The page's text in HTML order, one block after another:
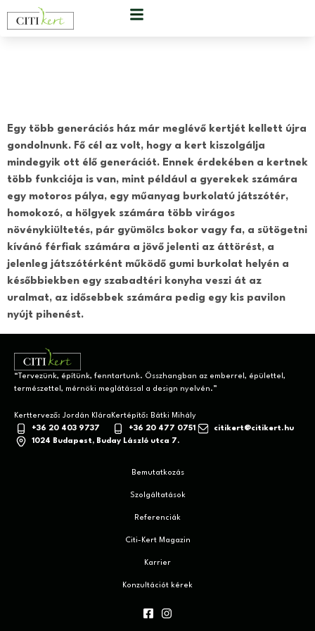
Egy több generációs ház már meglévő kertjét kellett újra
gondolnunk. Fő cél az volt, hogy a kert kiszolgálja
mindegyik ott élő generációt. Ennek érdekében a kertnek
több funkciója is van, mint például a gyerekek számára
egy motoros pálya, egy műanyag burkolatú játszótér,
homokozó, a hölgyek számára több virágos
növénykiültetés, pár gyümölcs bokor vagy fa, a sütögetni
kívánó férfiak számára a jövő jelenti az áttörést, a
jelenleg játszótérként működő gumi burkolat helyén a
későbbiekben egy szabadtéri konyha veszi át az
uralmat, az idősebbek számára pedig egy kis pavilon
nyújt pihenést.
“Tervezünk, építünk, fenntartunk. Összhangban az emberrel, épülettel,
természettel, mérnöki meglátással a design nyelvén.”
+36 20 403 9737 +36 20 477 0751
citikert@citikert.hu
1024 Budapest, Buday László utca 7.
Bemutatkozás
Szolgáltatások
Referenciák
Citi-Kert Magazin
Karrier
Konzultációt kérek